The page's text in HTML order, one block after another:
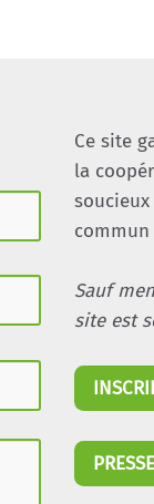
Ce site
la
Sauf
site est
PRESSE